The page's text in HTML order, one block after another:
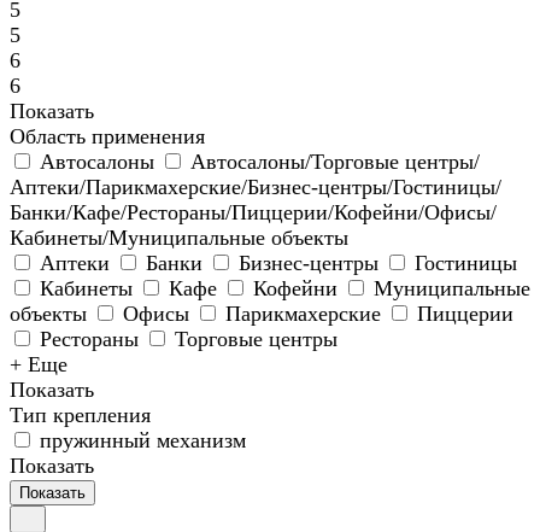
5
5
6
6
Показать
Область применения
Автосалоны
Автосалоны/Торговые центры/
Аптеки/Парикмахерские/Бизнес-центры/Гостиницы/
Банки/Кафе/Рестораны/Пиццерии/Кофейни/Офисы/
Кабинеты/Муниципальные объекты
Аптеки
Банки Бизнес-центры
Гостиницы
Кабинеты
Кафе Кофейни
Муниципальные
объекты
Офисы Парикмахерские
Пиццерии
Рестораны
Торговые центры
+ Еще
Показать
Тип крепления
пружинный механизм
Показать
Показать